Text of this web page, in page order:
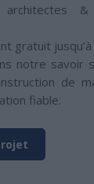
architectes
gratuit
notre savoir
de
fiable.